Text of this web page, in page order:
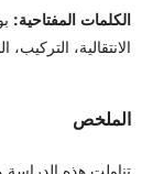
الكلمات المفتاحية:
الانتقالية،
الملخص